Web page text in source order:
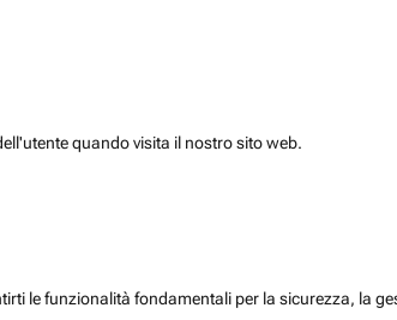
quando visita il nostro sito web.
le funzionalità fondamentali per la sicurezza, la